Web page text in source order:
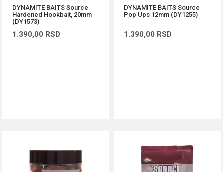
DYNAMITE BAITS Source
Hardened Hookbait, 20mm
(DY1573)
1.390,00 RSD
DYNAMITE BAITS Source
Pop Ups 12mm (DY1255)
1.390,00 RSD